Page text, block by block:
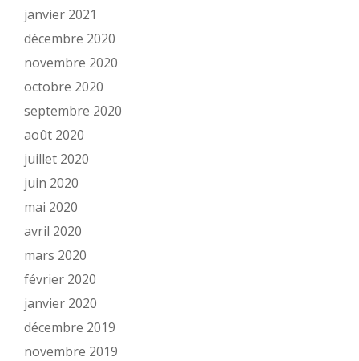
janvier 2021
décembre 2020
novembre 2020
octobre 2020
septembre 2020
août 2020
juillet 2020
juin 2020
mai 2020
avril 2020
mars 2020
février 2020
janvier 2020
décembre 2019
novembre 2019